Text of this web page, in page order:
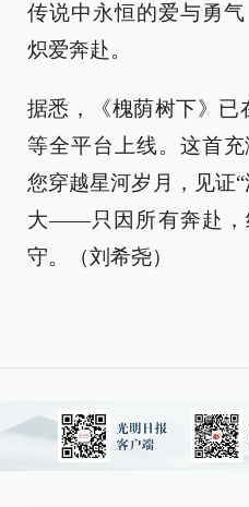
传说中永恒的爱与勇
炽爱奔赴。
据悉，《槐荫树下》已
等全平台上线。这首
您穿越星河岁月，见证
大——只因所有奔赴，
守。（刘希尧）